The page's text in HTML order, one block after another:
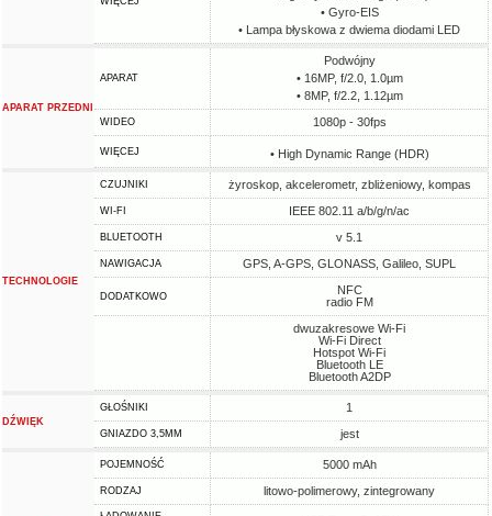
• Gyro-EIS
• Lampa błyskowa z dwiema diodami LED
APARAT PRZEDNI
APARAT
Podwójny
• 16MP, f/2.0, 1.0µm
• 8MP, f/2.2, 1.12µm
WIDEO 1080p - 30fps
WIĘCEJ • High Dynamic Range (HDR)
TECHNOLOGIE
CZUJNIKI żyroskop, akcelerometr, zbliżeniowy, kompas
WI-FI IEEE 802.11 a/b/g/n/ac
BLUETOOTH v 5.1
NAWIGACJA GPS, A-GPS, GLONASS, Galileo, SUPL
DODATKOWO
NFC
radio FM
dwuzakresowe Wi-Fi
Wi-Fi Direct
Hotspot Wi-Fi
Bluetooth LE
Bluetooth A2DP
DŹWIĘK
GŁOŚNIKI 1
GNIAZDO 3,5MM jest
POJEMNOŚĆ 5000 mAh
RODZAJ litowo-polimerowy, zintegrowany